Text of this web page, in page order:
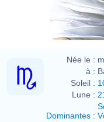
Née le :
à :
Soleil :
Lune :
Dominantes :